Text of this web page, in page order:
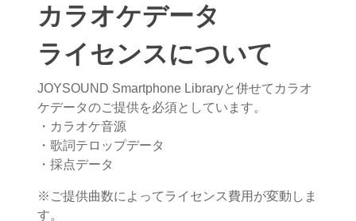
カラオケデータ
ライセンスについて
JOYSOUND Smartphone Libraryと併せてカラオ
ケデータのご提供を必須としています。
・カラオケ音源
・歌詞テロップデータ
・採点データ
※ご提供曲数によってライセンス費用が変動しま
す。